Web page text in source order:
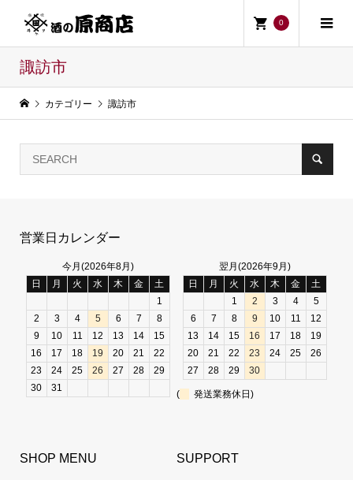
0
諏訪市
カテゴリー 諏訪市
営業日カレンダー
今月(2026年8月)
日
月 火 水 木 金
土
1
2
3 4 5 6 7
8
9
10 11 12 13 14
15
16
17 18 19 20 21
22
23
24 25 26 27 28
29
30
31
翌月(2026年9月)
日
月 火 水 木 金
土
1
2 3 4
5
6
7 8 9 10 11
12
13
14 15 16 17 18
19
20
21 22 23 24 25
26
27
28 29 30
( 発送業務休日)
SHOP MENU SUPPORT